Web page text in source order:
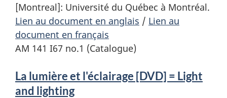
[Montreal]: Université du Québec à Montréal.
Lien au document en anglais / Lien au
document en français
AM 141 I67 no.1 (Catalogue)
La lumière et l'éclairage [DVD] = Light
and lighting